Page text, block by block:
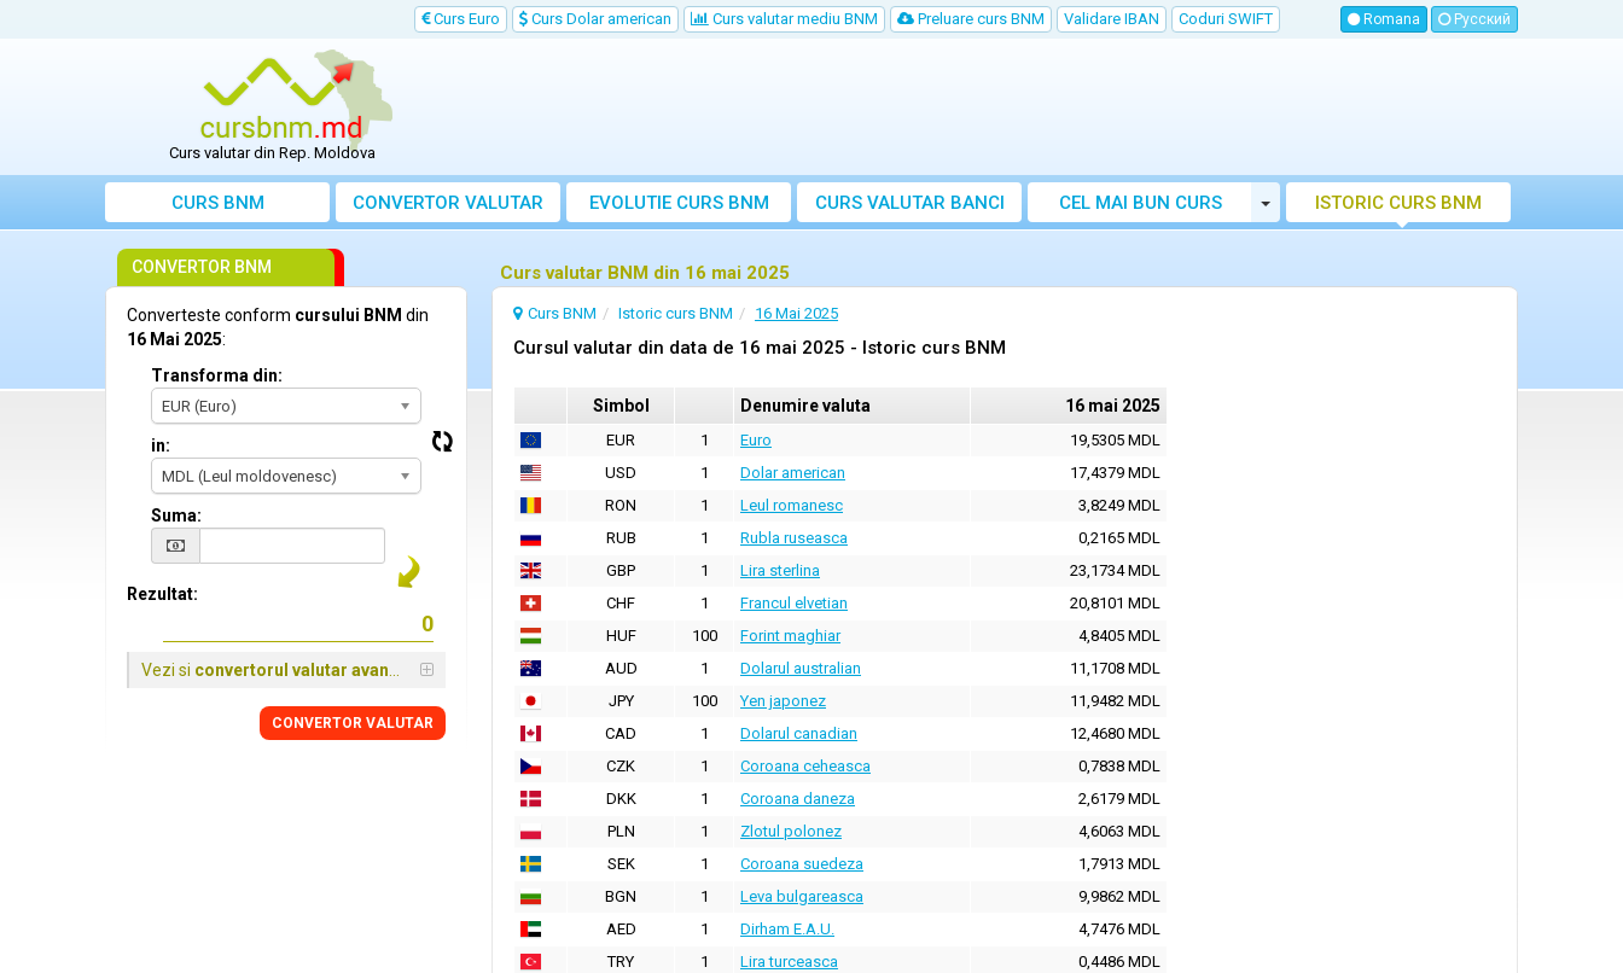
Curs Euro Curs Dolar american Curs valutar mediu BNM Preluare curs BNM Validare IBAN Coduri SWIFT Romana Русский
Curs valutar din Rep. Moldova
CURS BNM CONVERTOR VALUTAR EVOLUTIE CURS BNM CURS VALUTAR BANCI
CEL MAI BUN CURS
VALUTAR MOLDOVA
Toggle Dropdown
ISTORIC CURS BNM
Curs valutar BNM din 16 mai 2025
Curs BNM Istoric curs BNM 16 Mai 2025
Cursul valutar din data de 16 mai 2025 - Istoric curs BNM
Simbol Denumire valuta 16 mai 2025
EUR 1 Euro
19,5305 MDL
USD
1 Dolar american
17,4379 MDL
RON
1 Leul romanesc
3,8249 MDL
RUB
1 Rubla ruseasca
0,2165 MDL
GBP
1 Lira sterlina
23,1734 MDL
CHF
1 Francul elvetian
20,8101 MDL
HUF
100 Forint maghiar
4,8405 MDL
AUD
1 Dolarul australian
11,1708 MDL
JPY
100 Yen japonez
11,9482 MDL
CAD
1 Dolarul canadian
12,4680 MDL
CZK
1 Coroana ceheasca
0,7838 MDL
DKK
1 Coroana daneza
2,6179 MDL
PLN
1 Zlotul polonez
4,6063 MDL
SEK
1 Coroana suedeza
1,7913 MDL
BGN
1 Leva bulgareasca
9,9862 MDL
AED
1 Dirham E.A.U.
4,7476 MDL
TRY
1 Lira turceasca
0,4486 MDL
CONVERTOR BNM
Converteste conform cursului BNM din
16 Mai 2025:
Transforma din:
EUR (Euro)
in:
MDL (Leul moldovenesc)
Suma:
Rezultat:
Vezi si convertorul valutar avansat
CONVERTOR VALUTAR